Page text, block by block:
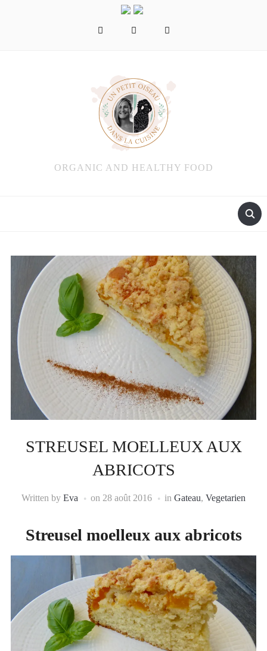
ORGANIC AND HEALTHY FOOD
STREUSEL MOELLEUX AUX
ABRICOTS
Written by Eva on 28 août 2016 in Gateau, Vegetarien
Streusel moelleux aux abricots